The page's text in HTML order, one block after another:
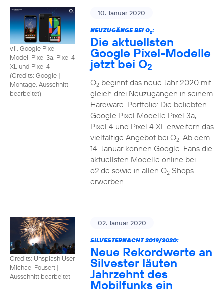
v.li. Google Pixel
Modell Pixel 3a, Pixel 4
XL und Pixel 4
(Credits: Google |
Montage, Ausschnitt
bearbeitet)
10. Januar 2020
NEUZUGÄNGE BEI O2:
Die aktuellsten
Google Pixel-Modelle
jetzt bei O2
O2beginnt das neue Jahr 2020 mit
gleich drei Neuzugängen in seinem
Hardware-Portfolio: Die beliebten
Google Pixel Modelle Pixel 3a,
Pixel 4 und Pixel 4 XL erweitern das
vielfältige Angebot bei O2. Ab dem
14. Januar können Google-Fans die
aktuellsten Modelle online bei
o2.de sowie in allen O2Shops
erwerben.
Credits: Unsplash User
Michael Fousert |
Ausschnitt bearbeitet
02. Januar 2020
SILVESTERNACHT 2019/2020:
Neue Rekordwerte an
Silvester läuten
Jahrzehnt des
Mobilfunks ein